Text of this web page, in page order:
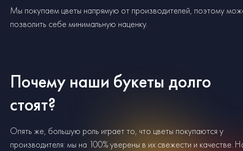
Мы покупаем цветы напрямую от производителей, поэтому
позволить себе минимальную наценку.
Почему наши букеты долго
стоят?
Опять же, большую роль играет то, что цветы покупаются у
производителя: мы на 100% уверены в их свежести и качестве.